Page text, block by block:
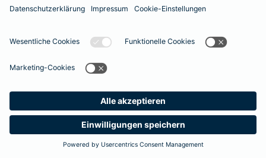
Suche Produkte
Barmenia
365 Tage / 24 Stunden